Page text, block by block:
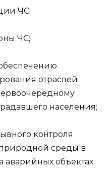
ЧС;
ЧС;
отраслей
населения;
контроля
среды в
аварийных объектах